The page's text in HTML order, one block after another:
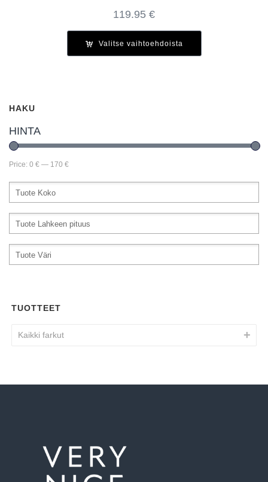
119.95 €
Valitse vaihtoehdoista
HAKU
HINTA
Price: 0 € — 170 €
TUOTTEET
Kaikki farkut